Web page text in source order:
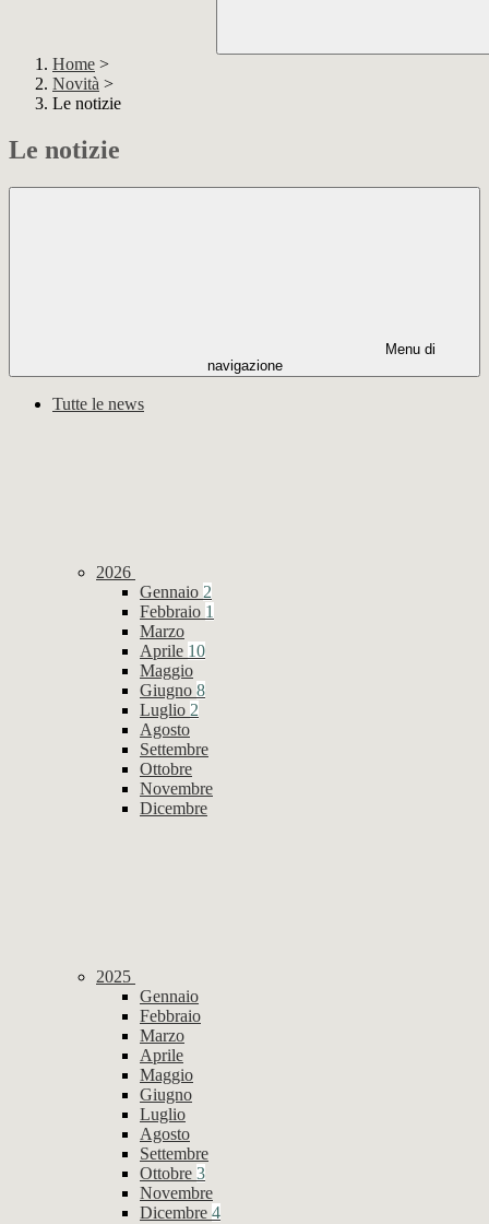
Home >
Novità >
Le notizie
Le notizie
Menu di
navigazione
Tutte le news
2026
Gennaio 2
Febbraio 1
Marzo
Aprile 10
Maggio
Giugno 8
Luglio 2
Agosto
Settembre
Ottobre
Novembre
Dicembre
2025
Gennaio
Febbraio
Marzo
Aprile
Maggio
Giugno
Luglio
Agosto
Settembre
Ottobre 3
Novembre
Dicembre 4